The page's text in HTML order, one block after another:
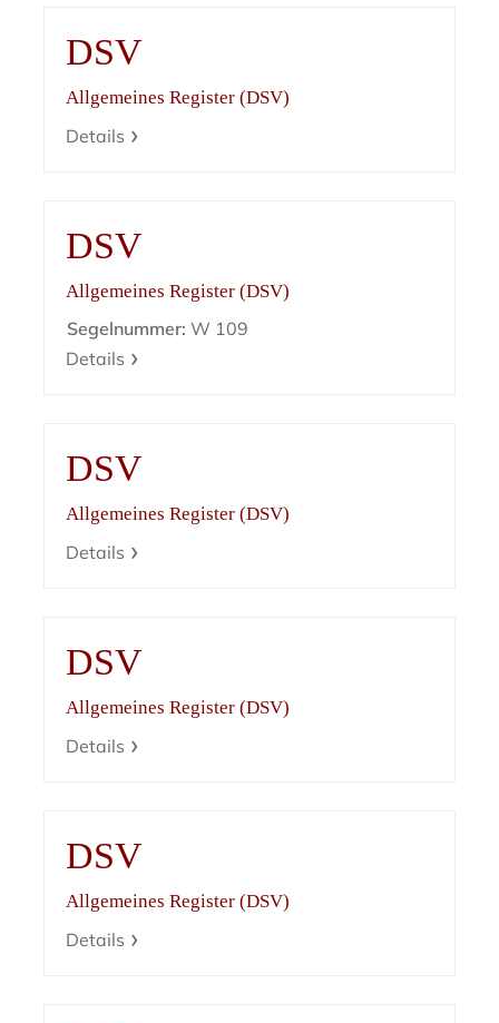
DSV
Allgemeines Register (DSV)
Details
DSV
Allgemeines Register (DSV)
Segelnummer: W 109
Details
DSV
Allgemeines Register (DSV)
Details
DSV
Allgemeines Register (DSV)
Details
DSV
Allgemeines Register (DSV)
Details